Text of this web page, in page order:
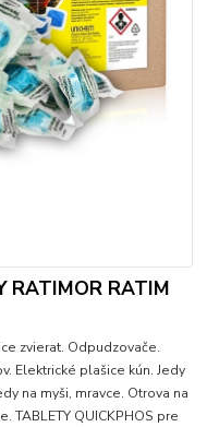
RATIMOR RATIM
zvierat. Odpudzovače.
Elektrické plašice kún. Jedy
na myši, mravce. Otrova na
TABLETY QUICKPHOS pre